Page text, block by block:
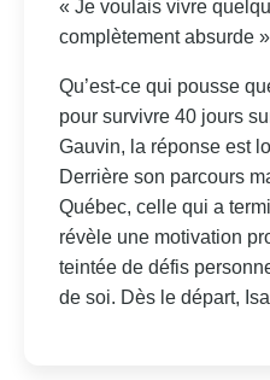
« Je voulais vivre
complètement absurde »
Qu’est-ce qui pousse
pour survivre 40 jours
Gauvin, la réponse est
Derrière son parcours
Québec, celle qui a
révèle une motivation
teintée de défis
de soi. Dès le départ,